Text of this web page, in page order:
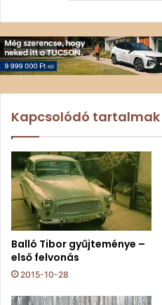
Kapcsolódó tartalmak
Balló Tibor gyűjteménye –
első felvonás
2015-10-28